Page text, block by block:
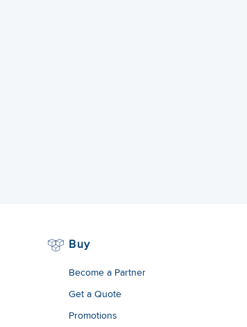
Buy
Become a Partner
Get a Quote
Promotions